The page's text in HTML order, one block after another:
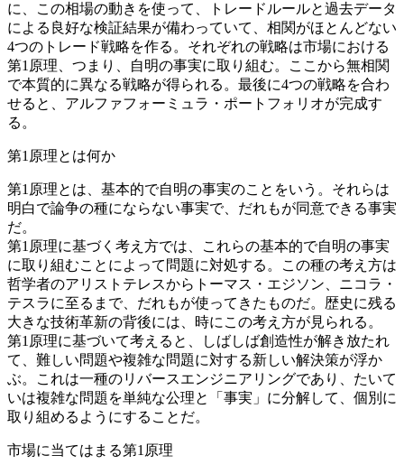
に、この相場の動きを使って、トレードルールと過去データ
による良好な検証結果が備わっていて、相関がほとんどない
4つのトレード戦略を作る。それぞれの戦略は市場における
第1原理、つまり、自明の事実に取り組む。ここから無相関
で本質的に異なる戦略が得られる。最後に4つの戦略を合わ
せると、アルファフォーミュラ・ポートフォリオが完成す
る。
第1原理とは何か
第1原理とは、基本的で自明の事実のことをいう。それらは
明白で論争の種にならない事実で、だれもが同意できる事実
だ。
第1原理に基づく考え方では、これらの基本的で自明の事実
に取り組むことによって問題に対処する。この種の考え方は
哲学者のアリストテレスからトーマス・エジソン、ニコラ・
テスラに至るまで、だれもが使ってきたものだ。歴史に残る
大きな技術革新の背後には、時にこの考え方が見られる。
第1原理に基づいて考えると、しばしば創造性が解き放たれ
て、難しい問題や複雑な問題に対する新しい解決策が浮か
ぶ。これは一種のリバースエンジニアリングであり、たいて
いは複雑な問題を単純な公理と「事実」に分解して、個別に
取り組めるようにすることだ。
市場に当てはまる第1原理